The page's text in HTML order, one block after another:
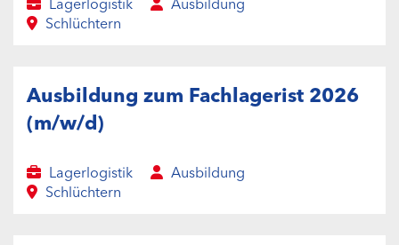
Schlüchtern
Ausbildung zum Fachlagerist 2026
(m/w/d)
Lagerlogistik
Ausbildung
Schlüchtern